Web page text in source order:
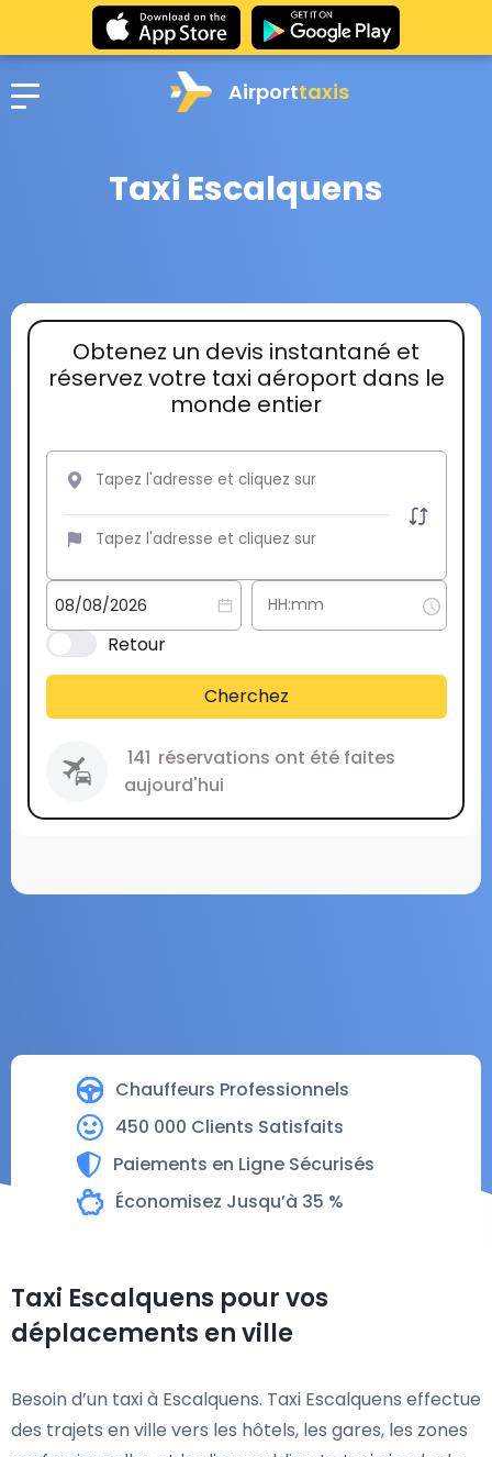
Airporttaxis
Taxi Escalquens
Chauffeurs Professionnels
450 000 Clients Satisfaits
Paiements en Ligne Sécurisés
Économisez Jusqu’à 35 %
Obtenez un devis instantané et
réservez votre taxi aéroport dans le
monde entier
Retour
Cherchez
141 réservations ont été faites
aujourd'hui
Taxi Escalquens pour vos
déplacements en ville
Besoin d’un taxi à Escalquens. Taxi Escalquens effectue
des trajets en ville vers les hôtels, les gares, les zones